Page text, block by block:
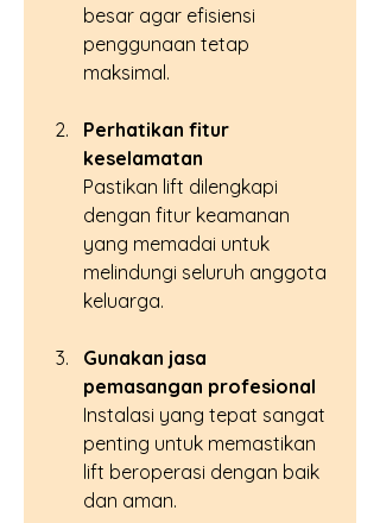
besar agar efisiensi
penggunaan tetap
maksimal.
Perhatikan fitur
keselamatan
Pastikan lift dilengkapi
dengan fitur keamanan
yang memadai untuk
melindungi seluruh anggota
keluarga.
Gunakan jasa
pemasangan profesional
Instalasi yang tepat sangat
penting untuk memastikan
lift beroperasi dengan baik
dan aman.